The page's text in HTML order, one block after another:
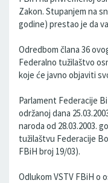
Zakon. Stupanjem na
godine) prestao je da
Odredbom člana 36
Federalno tužilaštvo
koje će javno objaviti
Parlament Federacije
održanoj dana
naroda od 28.03.2003.
tužilaštvu Federacije
FBiH broj 19/03).
Odlukom VSTV FBiH o